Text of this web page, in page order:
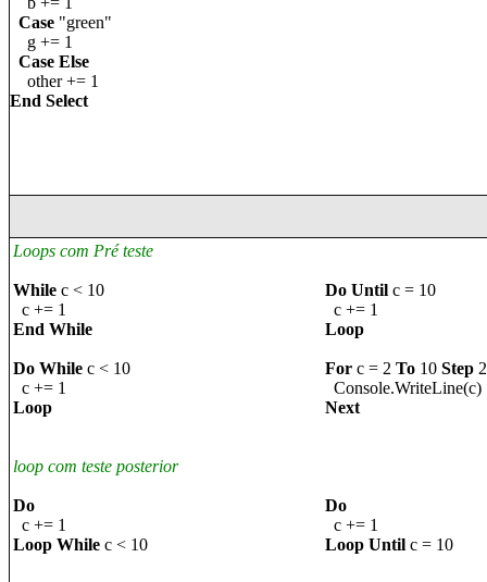
Case "green"
g += 1
Case Else
other += 1
End Select
Loops com Pré teste
While c < 10
c += 1
End While
Do Until c = 10
c += 1
Loop
Do While c < 10
c += 1
Loop
For c = 2 To 10 Step 2
Console.WriteLine(c)
Next
loop com teste posterior
Do
c += 1
Loop While c < 10
Do
c += 1
Loop Until c = 10